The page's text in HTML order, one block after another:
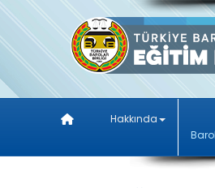
Hakkında